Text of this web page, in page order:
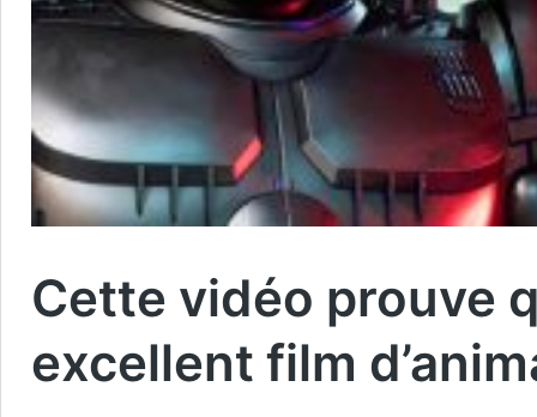
Cette vidéo prouve
excellent film